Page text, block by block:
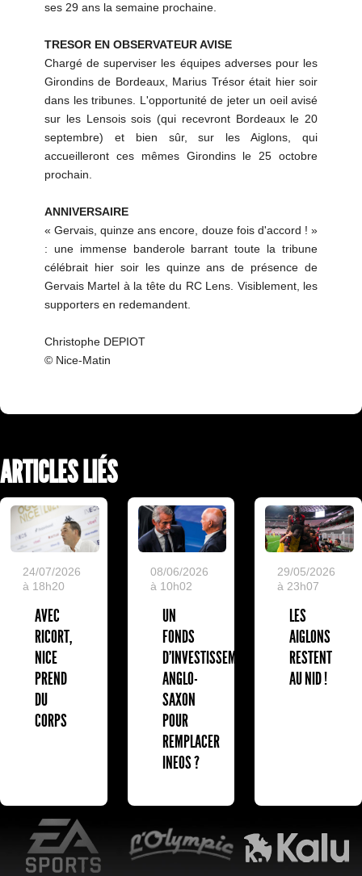
ses 29 ans la semaine prochaine.
TRESOR EN OBSERVATEUR AVISE
Chargé de superviser les équipes adverses pour les
Girondins de Bordeaux, Marius Trésor était hier soir
dans les tribunes. L'opportunité de jeter un oeil avisé
sur les Lensois sois (qui recevront Bordeaux le 20
septembre) et bien sûr, sur les Aiglons, qui
accueilleront ces mêmes Girondins le 25 octobre
prochain.
ANNIVERSAIRE
« Gervais, quinze ans encore, douze fois d'accord ! »
: une immense banderole barrant toute la tribune
célébrait hier soir les quinze ans de présence de
Gervais Martel à la tête du RC Lens. Visiblement, les
supporters en redemandent.
Christophe DEPIOT
© Nice-Matin
ARTICLES LIÉS
24/07/2026
à 18h20
AVEC
RICORT,
NICE
PREND
DU
CORPS
08/06/2026
à 10h02
UN
FONDS
D'INVESTISSEMENT
ANGLO-
SAXON
POUR
REMPLACER
INEOS ?
29/05/2026
à 23h07
LES
AIGLONS
RESTENT
AU NID !
EA Sports